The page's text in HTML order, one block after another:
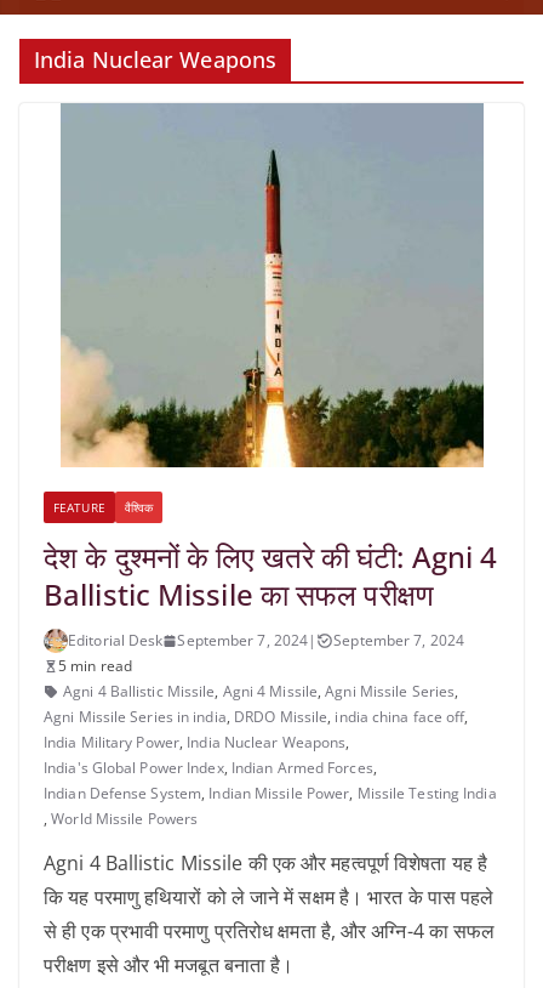
India Nuclear Weapons
FEATURE वैश्विक
देश के दुश्मनों के लिए खतरे की घंटी: Agni 4
Ballistic Missile का सफल परीक्षण
Editorial Desk September 7, 2024|
September 7, 2024
5 min read
Agni 4 Ballistic Missile, Agni 4 Missile,Agni Missile Series,
Agni Missile Series in india, DRDO Missile, india china face off,
India Military Power, India Nuclear Weapons,
India's Global Power Index, Indian Armed Forces,
Indian Defense System, Indian Missile Power, Missile Testing India
,World Missile Powers
Agni 4 Ballistic Missile की एक और महत्वपूर्ण विशेषता यह है
कि यह परमाणु हथियारों को ले जाने में सक्षम है। भारत के पास पहले
से ही एक प्रभावी परमाणु प्रतिरोध क्षमता है, और अग्नि-4 का सफल
परीक्षण इसे और भी मजबूत बनाता है।